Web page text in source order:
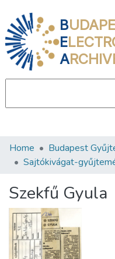
B
E
A
Communities &
Statistics
About us
Home Budapest
Sajtókivágat-
Szekfű Gyula